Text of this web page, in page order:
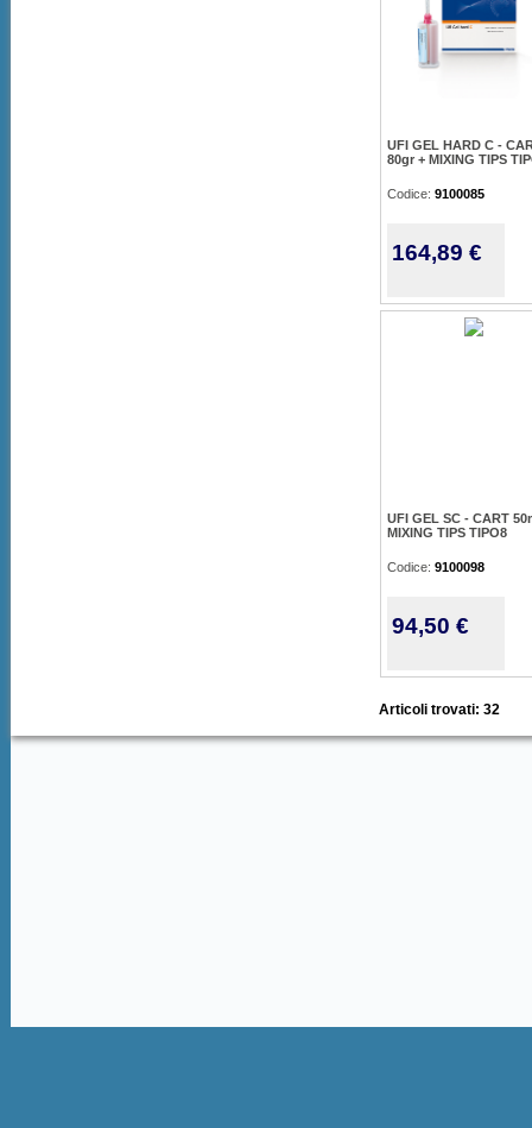
UFI GEL HARD C -
80gr + MIXING TIPS
Codice: 9100085
164,89 €
UFI GEL SC - CART
MIXING TIPS TIPO8
Codice: 9100098
94,50 €
Articoli trovati: 32